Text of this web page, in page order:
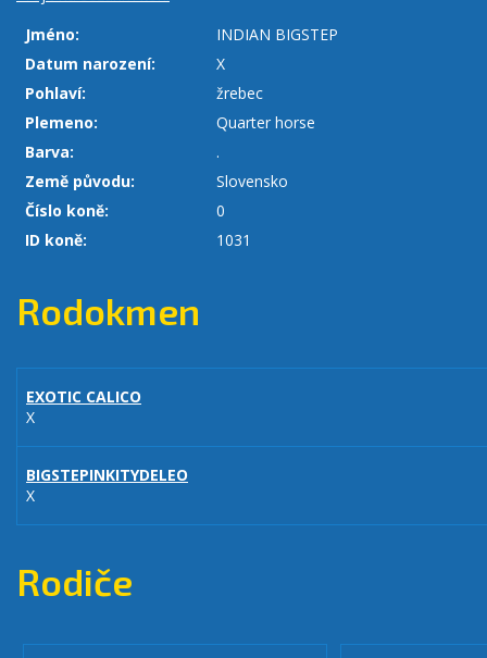
Jméno:
INDIAN BIGSTEP
Datum narození:
X
Pohlaví:
žrebec
Plemeno:
Quarter horse
Barva:
.
Země původu:
Slovensko
Číslo koně:
0
ID koně:
1031
Rodokmen
EXOTIC CALICO
X
BIGSTEPINKITYDELEO
X
Rodiče